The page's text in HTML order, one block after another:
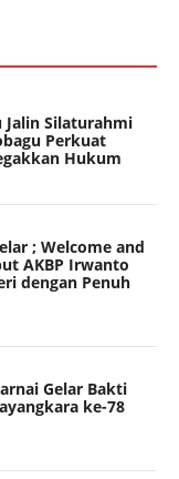
Jalin Silaturahmi
Perkuat
Hukum
; Welcome and
AKBP Irwanto
dengan Penuh
Gelar Bakti
ke-78